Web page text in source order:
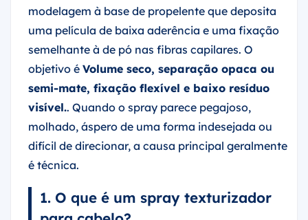
modelagem à base de propelente que deposita
uma película de baixa aderência e uma fixação
semelhante à de pó nas fibras capilares. O
objetivo é Volume seco, separação opaca ou
semi-mate, fixação flexível e baixo resíduo
visível.. Quando o spray parece pegajoso,
molhado, áspero de uma forma indesejada ou
difícil de direcionar, a causa principal geralmente
é técnica.
1. O que é um spray texturizador